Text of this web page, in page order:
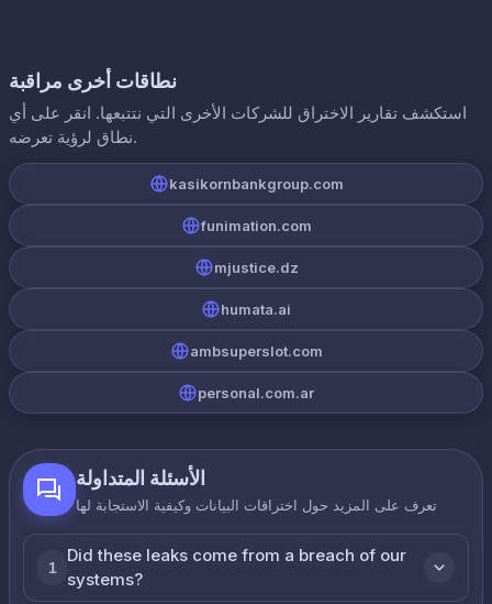
نطاقات أخرى مراقبة
استكشف تقارير الاختراق للشركات الأخرى التي نتتبعها. انقر على أي
نطاق لرؤية تعرضه.
kasikornbankgroup.com
funimation.com
mjustice.dz
humata.ai
ambsuperslot.com
personal.com.ar
الأسئلة المتداولة
تعرف على المزيد حول اختراقات البيانات وكيفية الاستجابة لها
1
Did these leaks come from a breach of our
systems?